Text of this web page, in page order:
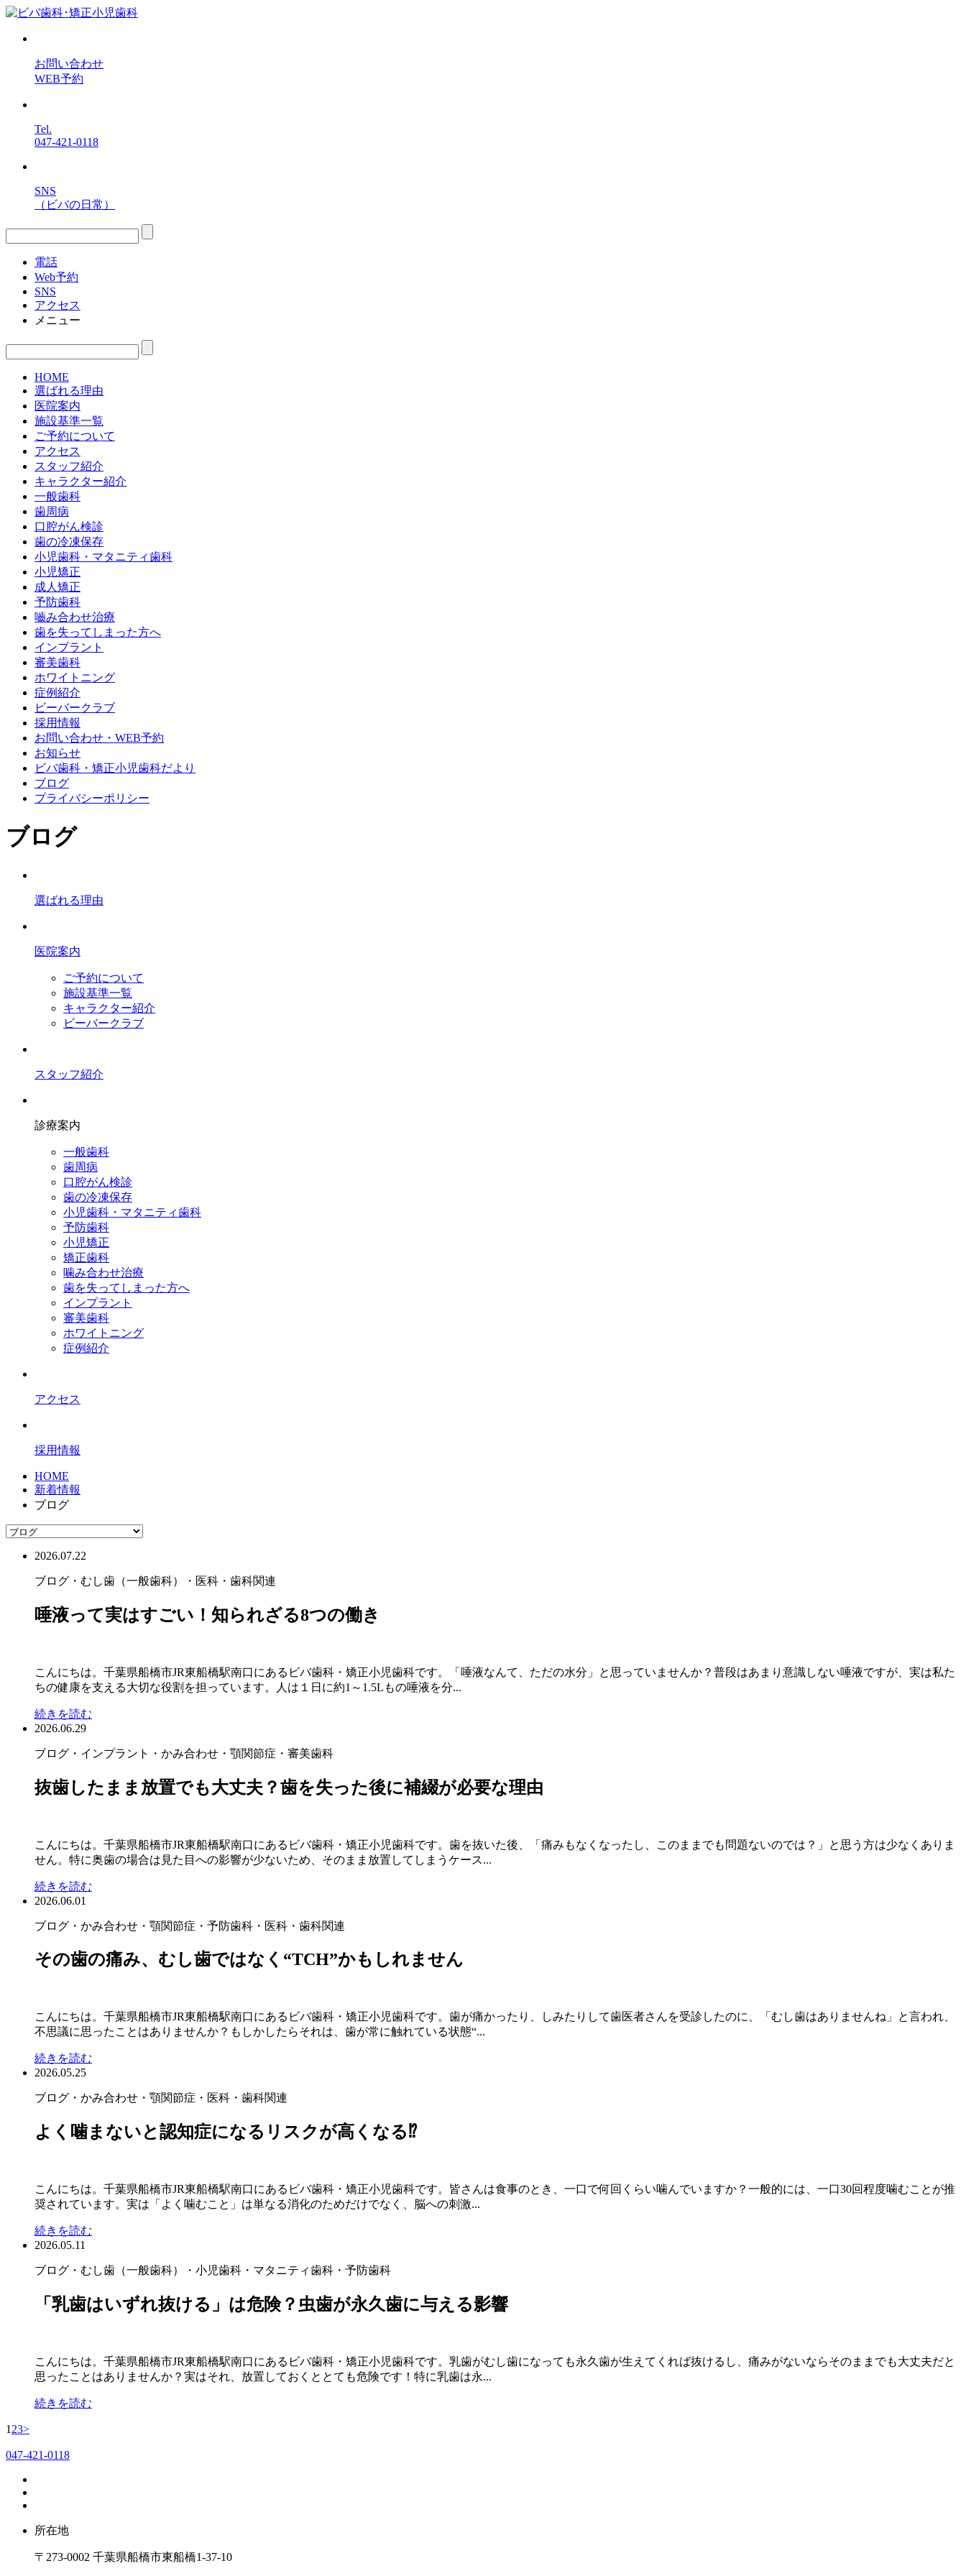
お問い合わせ
WEB予約
Tel.
047-421-0118
SNS
（ビバの日常）
電話
Web予約
SNS
アクセス
メニュー
HOME
選ばれる理由
医院案内
施設基準一覧
ご予約について
アクセス
スタッフ紹介
キャラクター紹介
一般歯科
歯周病
口腔がん検診
歯の冷凍保存
小児歯科・マタニティ歯科
小児矯正
成人矯正
予防歯科
嚙み合わせ治療
歯を失ってしまった方へ
インプラント
審美歯科
ホワイトニング
症例紹介
ビーバークラブ
採用情報
お問い合わせ・WEB予約
お知らせ
ビバ歯科・矯正小児歯科だより
ブログ
プライバシーポリシー
ブログ
選ばれる理由
医院案内
ご予約について
施設基準一覧
キャラクター紹介
ビーバークラブ
スタッフ紹介
診療案内
一般歯科
歯周病
口腔がん検診
歯の冷凍保存
小児歯科・マタニティ歯科
予防歯科
小児矯正
矯正歯科
噛み合わせ治療
歯を失ってしまった方へ
インプラント
審美歯科
ホワイトニング
症例紹介
アクセス
採用情報
HOME
新着情報
ブログ
2026.07.22
ブログ ・むし歯（一般歯科） ・医科・歯科関連
唾液って実はすごい！知られざる8つの働き
こんにちは。千葉県船橋市JR東船橋駅南口にあるビバ歯科・矯正小児歯科です。「唾液なんて、ただの水分」と思っていませんか？普段はあまり意識しない唾液ですが、実は私た
ちの健康を支える大切な役割を担っています。人は１日に約1～1.5Lもの唾液を分...
続きを読む
2026.06.29
ブログ ・インプラント ・かみ合わせ・顎関節症 ・審美歯科
抜歯したまま放置でも大丈夫？歯を失った後に補綴が必要な理由
こんにちは。千葉県船橋市JR東船橋駅南口にあるビバ歯科・矯正小児歯科です。歯を抜いた後、「痛みもなくなったし、このままでも問題ないのでは？」と思う方は少なくありま
せん。特に奥歯の場合は見た目への影響が少ないため、そのまま放置してしまうケース...
続きを読む
2026.06.01
ブログ ・かみ合わせ・顎関節症 ・予防歯科 ・医科・歯科関連
その歯の痛み、むし歯ではなく“TCH”かもしれません
こんにちは。千葉県船橋市JR東船橋駅南口にあるビバ歯科・矯正小児歯科です。歯が痛かったり、しみたりして歯医者さんを受診したのに、「むし歯はありませんね」と言われ、
不思議に思ったことはありませんか？もしかしたらそれは、歯が常に触れている状態“...
続きを読む
2026.05.25
ブログ ・かみ合わせ・顎関節症 ・医科・歯科関連
よく噛まないと認知症になるリスクが高くなる⁉
こんにちは。千葉県船橋市JR東船橋駅南口にあるビバ歯科・矯正小児歯科です。皆さんは食事のとき、一口で何回くらい噛んでいますか？一般的には、一口30回程度噛むことが推
奨されています。実は「よく噛むこと」は単なる消化のためだけでなく、脳への刺激...
続きを読む
2026.05.11
ブログ ・むし歯（一般歯科） ・小児歯科・マタニティ歯科 ・予防歯科
「乳歯はいずれ抜ける」は危険？虫歯が永久歯に与える影響
こんにちは。千葉県船橋市JR東船橋駅南口にあるビバ歯科・矯正小児歯科です。乳歯がむし歯になっても永久歯が生えてくれば抜けるし、痛みがないならそのままでも大丈夫だと
思ったことはありませんか？実はそれ、放置しておくととても危険です！特に乳歯は永...
続きを読む
1 23>
047-421-0118
所在地
〒273-0002 千葉県船橋市東船橋1-37-10